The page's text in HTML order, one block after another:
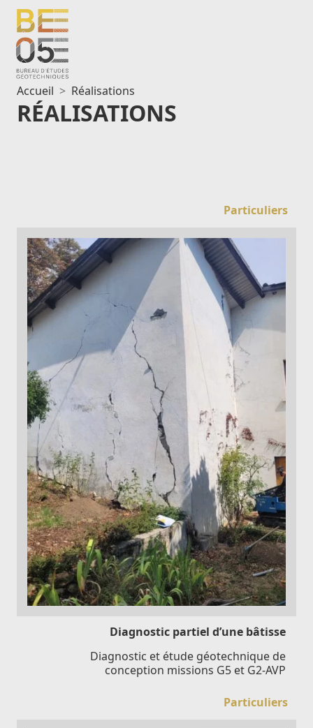
Aller
au
contenu
Accueil Réalisations
RÉALISATIONS
Particuliers
Diagnostic partiel d’une bâtisse
Diagnostic et étude géotechnique de
conception missions G5 et G2-AVP
Particuliers